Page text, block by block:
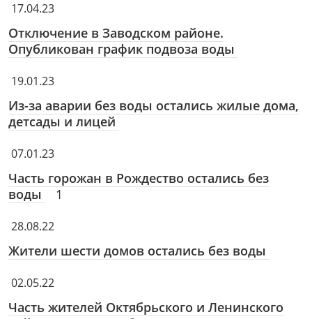
17.04.23
Отключение в Заводском районе.
Опубликован график подвоза воды
19.01.23
Из-за аварии без воды остались жилые дома,
детсады и лицей
07.01.23
Часть горожан в Рождество остались без
воды
1
28.08.22
Жители шести домов остались без воды
02.05.22
Часть жителей Октябрьского и Ленинского